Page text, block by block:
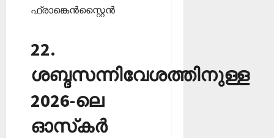
ഫ്രാങ്കെന്‍സ്റ്റൈന്‍
22.
ശബ്ദസന്നിവേശത്തിനുള്ള
2026-ലെ
ഓസ്‌കര്‍